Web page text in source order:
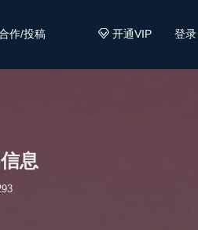
开通VIP 登录
作/投稿
息